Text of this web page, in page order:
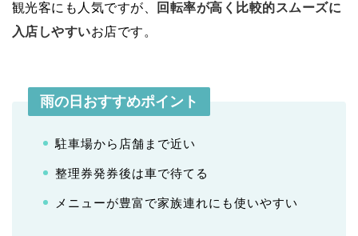
観光客にも人気ですが、
回転率が高く比較的スムーズに
入店しやすいお店です。
雨の日おすすめポイント
駐車場から店舗まで近い
整理券発券後は車で待てる
メニューが豊富で家族連れにも使いやすい